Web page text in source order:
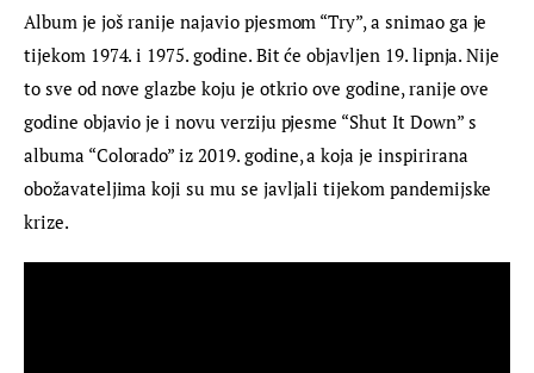
Album je još ranije najavio pjesmom “Try”, a snimao ga je
tijekom 1974. i 1975. godine. Bit će objavljen 19. lipnja. Nije
to sve od nove glazbe koju je otkrio ove godine, ranije ove
godine objavio je i novu verziju pjesme “Shut It Down” s
albuma “Colorado” iz 2019. godine, a koja je inspirirana
obožavateljima koji su mu se javljali tijekom pandemijske
krize.